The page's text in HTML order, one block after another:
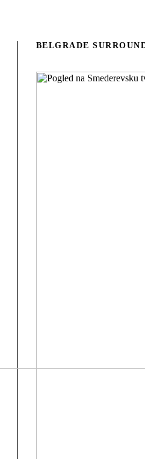
BELGRADE